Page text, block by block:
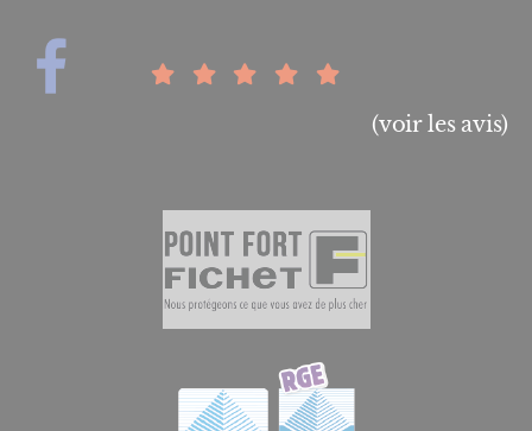
(voir les avis)